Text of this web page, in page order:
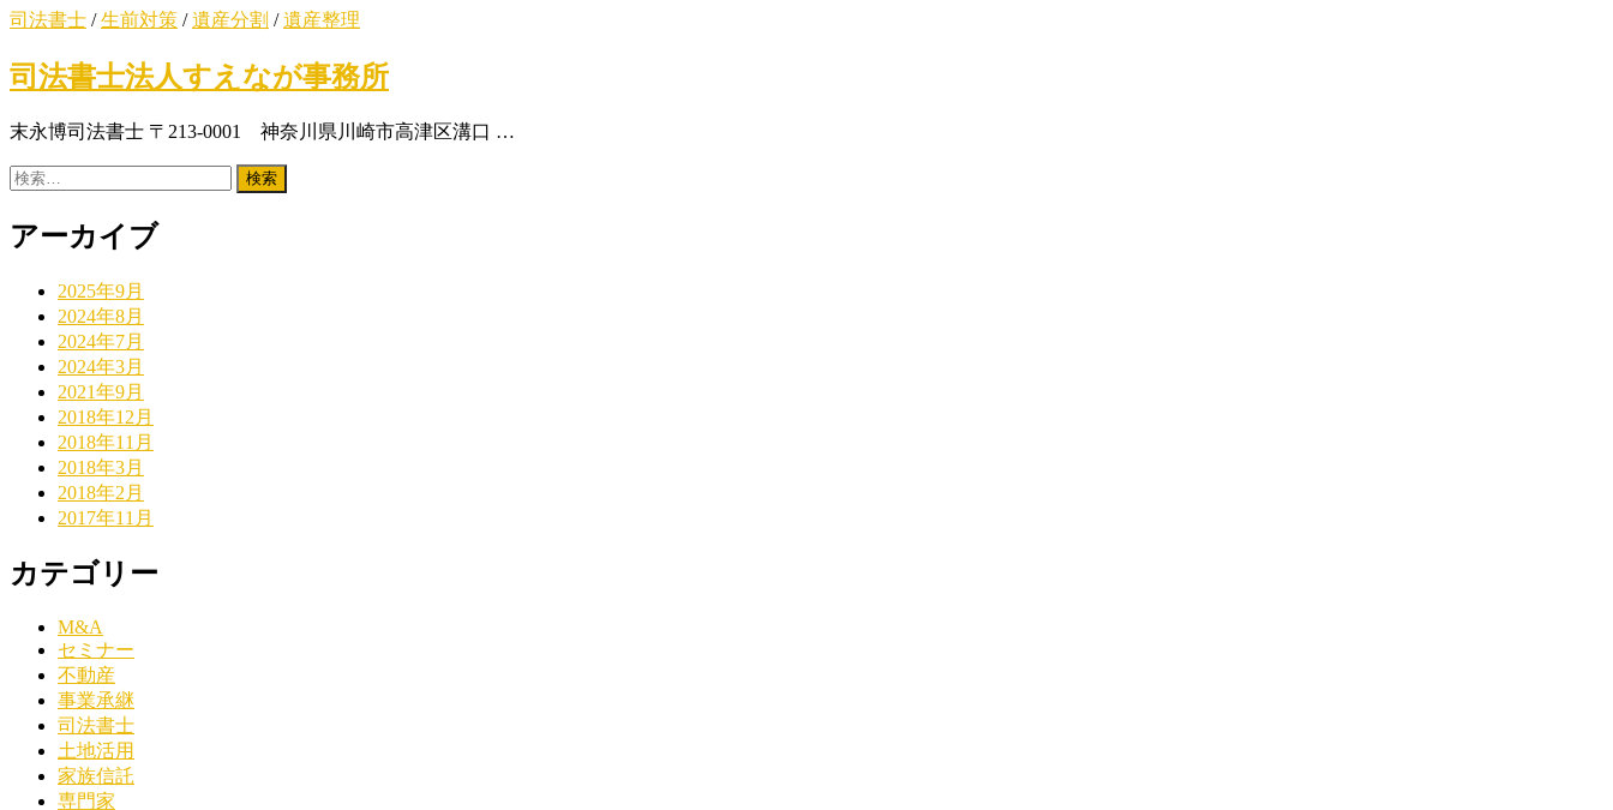
司法書士 /生前対策 /遺産分割 /遺産整理
司法書士法人すえなが事務所
末永博司法書士 〒213-0001 神奈川県川崎市高津区溝口 …
検
アーカイブ
2025年9月
2024年8月
2024年7月
2024年3月
2021年9月
2018年12月
2018年11月
2018年3月
2018年2月
2017年11月
カテゴリー
M&A
セミナー
不動産
事業承継
司法書士
土地活用
家族信託
専門家